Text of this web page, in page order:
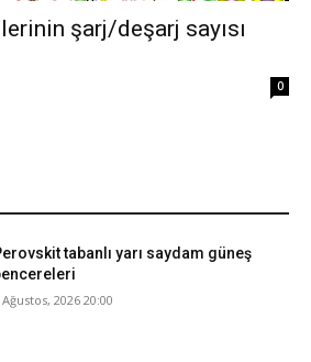
şarj/deşarj sayısı
0
tabanlı yarı saydam güneş
Ağustos, 2026 20:00